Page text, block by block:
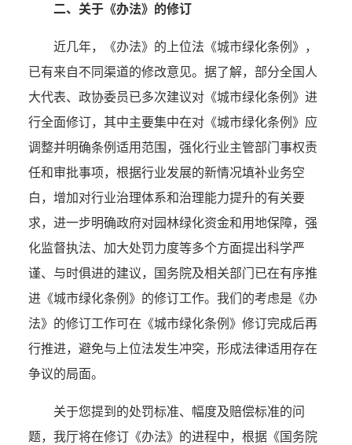
二、 关于 《办法》 的修订
近几年，《办法》的上位法《城市绿化条例》，
已有来自不同渠道的修改意见。据了解，部分全国人
大代表、政协委员已多次建议对《城市绿化条例》进
行全面修订，其中主要集中在对《城市绿化条例》应
调整并明确条例适用范围，强化行业主管部门事权责
任和审批事项，根据行业发展的新情况填补业务空
白，增加对行业治理体系和治理能力提升的有关要
求，进一步明确政府对园林绿化资金和用地保障，强
化监督执法、加大处罚力度等多个方面提出科学严
谨、与时俱进的建议，国务院及相关部门已在有序推
进《城市绿化条例》的修订工作。我们的考虑是《办
法》的修订工作可在《城市绿化条例》修订完成后再
行推进，避免与上位法发生冲突，形成法律适用存在
争议的局面。
关于您提到的处罚标准、幅度及赔偿标准的问
题，我厅将在修订《办法》的进程中，根据《国务院